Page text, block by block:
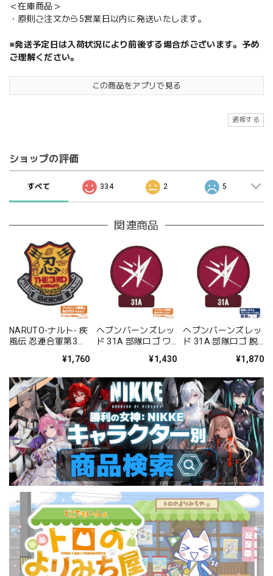
＜在庫商品＞
・原則ご注文から5営業日以内に発送いたします。
※発送予定日は入荷状況により前後する場合がございます。予め
ご理解ください。
この商品をアプリで見る
通報する
ショップの評価
すべて 334 2 5
関連商品
NARUTO-ナルト- 疾
風伝 忍連合軍第3部
¥1,760
ヘブンバーンズレッ
ド 31A 部隊ロゴ ワ
¥1,430
ヘブンバーンズレッ
ド 31A 部隊ロゴ 脱
¥1,870